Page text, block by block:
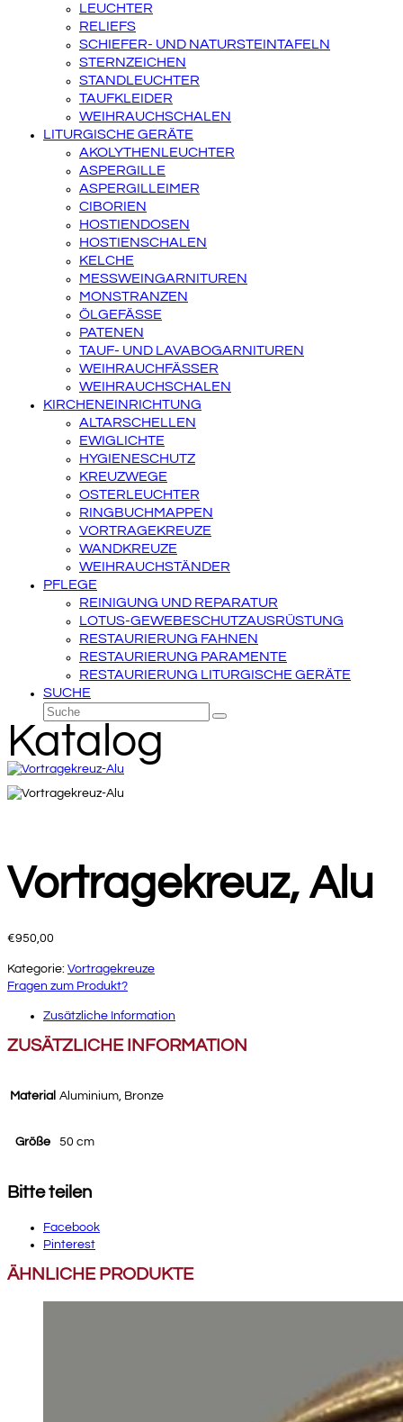
LEUCHTER
RELIEFS
SCHIEFER- UND NATURSTEINTAFELN
STERNZEICHEN
STANDLEUCHTER
TAUFKLEIDER
WEIHRAUCHSCHALEN
LITURGISCHE GERÄTE
AKOLYTHENLEUCHTER
ASPERGILLE
ASPERGILLEIMER
CIBORIEN
HOSTIENDOSEN
HOSTIENSCHALEN
KELCHE
MESSWEINGARNITUREN
MONSTRANZEN
ÖLGEFÄSSE
PATENEN
TAUF- UND LAVABOGARNITUREN
WEIHRAUCHFÄSSER
WEIHRAUCHSCHALEN
KIRCHENEINRICHTUNG
ALTARSCHELLEN
EWIGLICHTE
HYGIENESCHUTZ
KREUZWEGE
OSTERLEUCHTER
RINGBUCHMAPPEN
VORTRAGEKREUZE
WANDKREUZE
WEIHRAUCHSTÄNDER
PFLEGE
REINIGUNG UND REPARATUR
LOTUS-GEWEBESCHUTZAUSRÜSTUNG
RESTAURIERUNG FAHNEN
RESTAURIERUNG PARAMENTE
RESTAURIERUNG LITURGISCHE GERÄTE
SUCHE
Suche
Senden
Katalog
Vortragekreuz, Alu
€950,00
Kategorie: Vortragekreuze
Fragen zum Produkt?
Zusätzliche Information
ZUSÄTZLICHE INFORMATION
Material Aluminium, Bronze
Größe 50 cm
Bitte teilen
Facebook
Pinterest
ÄHNLICHE PRODUKTE